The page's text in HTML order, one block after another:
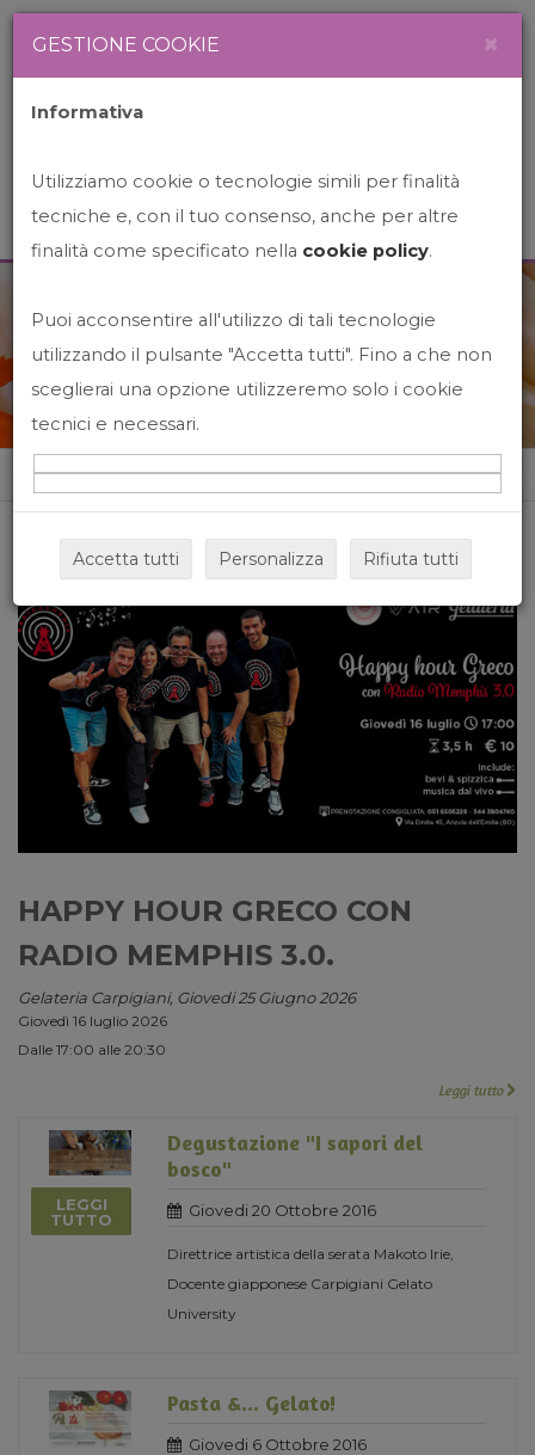
News&Events
Home News&events
HAPPY HOUR GRECO CON
RADIO MEMPHIS 3.0.
Gelateria Carpigiani, Giovedi 25 Giugno 2026
Giovedì 16 luglio 2026
Dalle 17:00 alle 20:30
Leggi tutto
LEGGI
TUTTO
Degustazione "I sapori del
bosco"
Giovedi 20 Ottobre 2016
Direttrice artistica della serata Makoto Irie,
Docente giapponese Carpigiani Gelato
University
Pasta &... Gelato!
Giovedi 6 Ottobre 2016
GESTIONE COOKIE ×
Informativa
Utilizziamo cookie o tecnologie simili per finalità
tecniche e, con il tuo consenso, anche per altre
finalità come specificato nella cookie policy.
Puoi acconsentire all'utilizzo di tali tecnologie
utilizzando il pulsante "Accetta tutti". Fino a che non
sceglierai una opzione utilizzeremo solo i cookie
tecnici e necessari.
Accetta tutti Personalizza Rifiuta tutti